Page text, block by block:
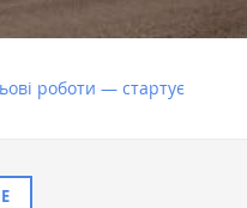
роботи — стартує